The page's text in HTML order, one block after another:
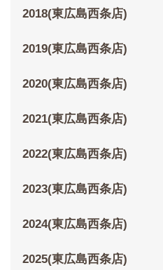
2018(東広島西条店)
2019(東広島西条店)
2020(東広島西条店)
2021(東広島西条店)
2022(東広島西条店)
2023(東広島西条店)
2024(東広島西条店)
2025(東広島西条店)